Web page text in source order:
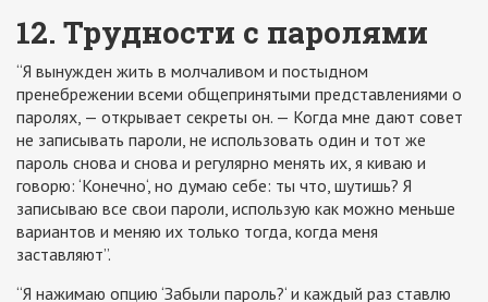
12. Трудности с паролями
“Я вынужден жить в молчаливом и постыдном
пренебрежении всеми общепринятыми представлениями о
паролях, — открывает секреты он. — Когда мне дают совет
не записывать пароли, не использовать один и тот же
пароль снова и снова и регулярно менять их, я киваю и
говорю: ‘Конечно‘, но думаю себе: ты что, шутишь? Я
записываю все свои пароли, использую как можно меньше
вариантов и меняю их только тогда, когда меня
заставляют”.
“Я нажимаю опцию ‘Забыли пароль?‘ и каждый раз ставлю